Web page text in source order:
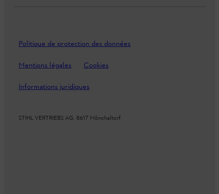
Politique de protection des données
Mentions légales Cookies
Informations juridiques
STIHL VERTRIEBS AG, 8617 Mönchaltorf